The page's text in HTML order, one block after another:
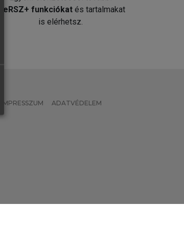
MeRSZ+ funkciókat és tartalmakat
is elérhetsz.
IMPRESSZUM ADATVÉDELEM